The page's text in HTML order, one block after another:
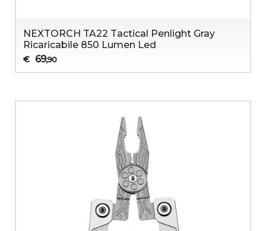
NEXTORCH TA22 Tactical Penlight Gray
Ricaricabile 850 Lumen Led
€ 69,90